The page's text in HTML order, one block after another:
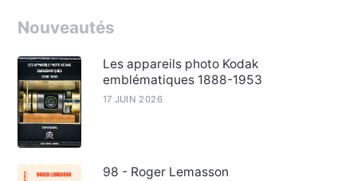
Nouveautés
Les appareils photo Kodak
emblématiques 1888-1953
17 JUIN 2026
98 - Roger Lemasson